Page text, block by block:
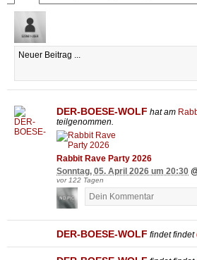
DER-BOESE-WOLF hat am
teilgenommen.
Rabbit Rave Party 2026
Sonntag, 05. April 2026 um 20:30
vor 122 Tagen
DER-BOESE-WOLF findetfindet